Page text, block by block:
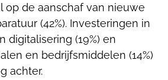
op de aanschaf van nieuwe
(42%). Investeringen in
digitalisering (19%) en
en bedrijfsmiddelen (14%)
achter.